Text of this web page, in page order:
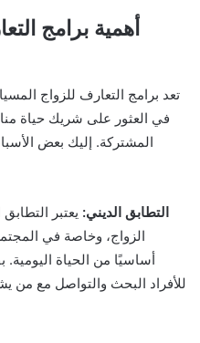
أهمية برامج
تعد برامج التعارف للزواج
في العثور على شريك حياة
المشتركة. إليك بعض
1. التطابق الديني: يعتبر
الزواج، وخاصة في
أساسيًا من الحياة
للأفراد البحث والتواصل مع من